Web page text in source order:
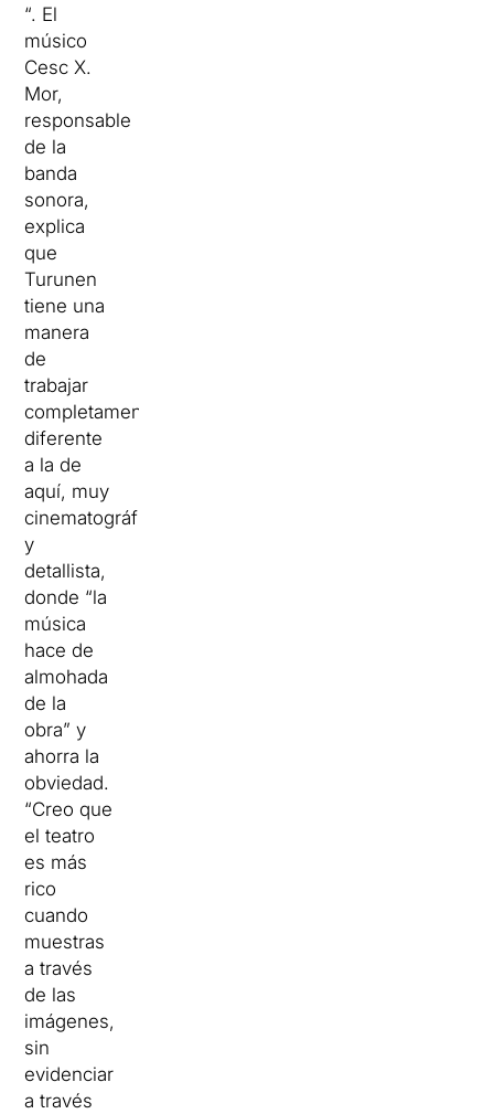
“. El
músico
Cesc X.
Mor,
responsable
de la
banda
sonora,
explica
que
Turunen
tiene una
manera
de
trabajar
completamente
diferente
a la de
aquí, muy
cinematográfica
y
detallista,
donde “la
música
hace de
almohada
de la
obra” y
ahorra la
obviedad.
“Creo que
el teatro
es más
rico
cuando
muestras
a través
de las
imágenes,
sin
evidenciar
a través